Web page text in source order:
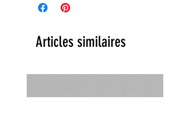
Articles similaires